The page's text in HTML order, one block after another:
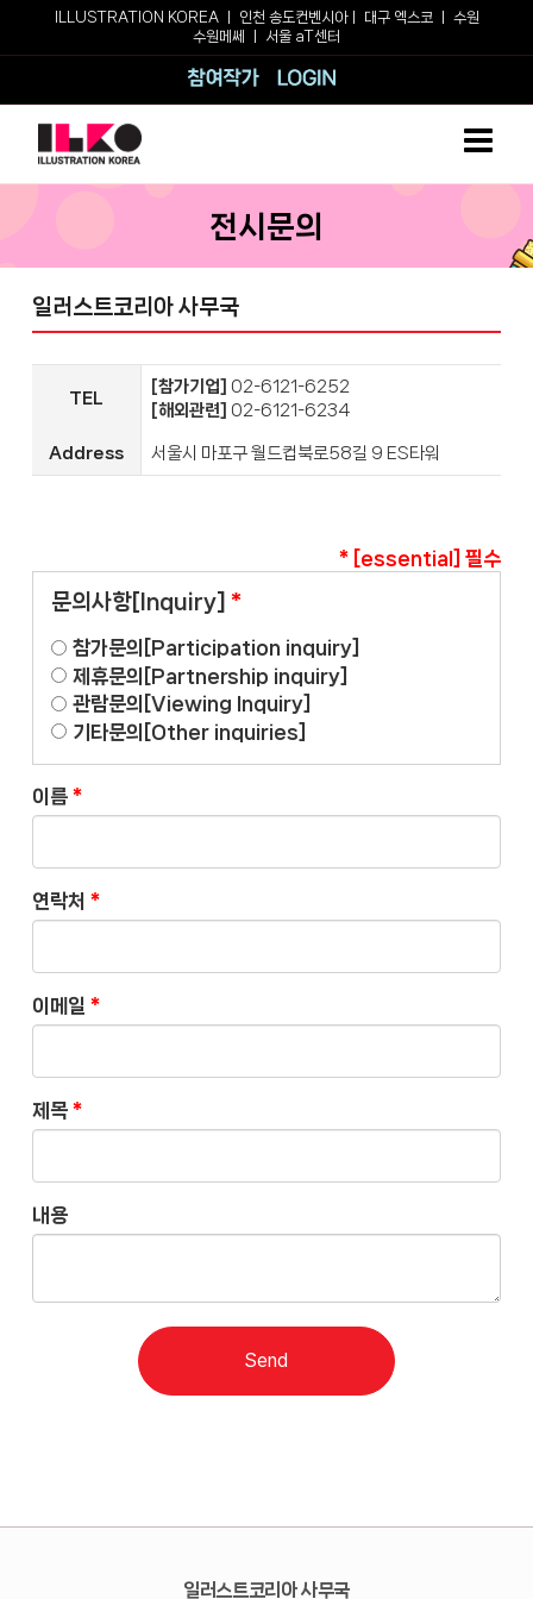
content
ILLUSTRATION KOREA ㅣ 인천 송도컨벤시아ㅣ 대구 엑스코
수원
수원메쎄
서울 aT센터
참여작가
전시문의
일러스트코리아 사무국
TEL
[참가기업] 02-6121-6252
[해외관련] 02-6121-6234
Address 서울시 마포구 월드컵북로58길 9 ES타워
* [essential] 필수
문의사항[Inquiry] *
참가문의[Participation inquiry]
제휴문의[Partnership inquiry]
관람문의[Viewing Inquiry]
기타문의[Other inquiries]
이름 *
연락처 *
이메일 *
제목 *
내용
Send
일러스트코리아 사무국